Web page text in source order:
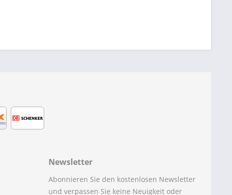
Newsletter
Abonnieren Sie den kostenlosen Newsletter
und verpassen Sie keine Neuigkeit oder